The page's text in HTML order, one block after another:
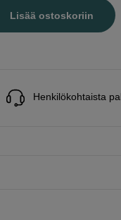
Lisää ostoskoriin
Henkilökohtaista